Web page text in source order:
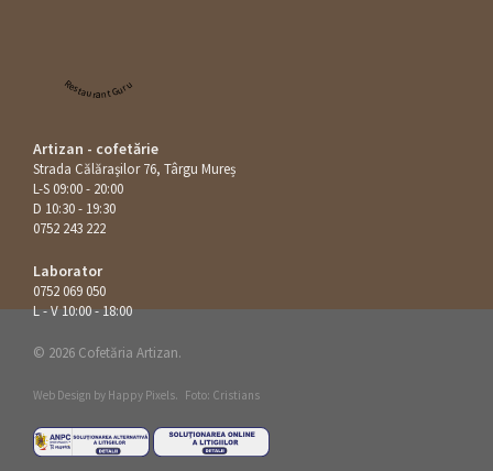
Restaurant Guru
Artizan - cofetărie
Strada Călăraşilor 76, Târgu Mureș
L-S 09:00 - 20:00
D 10:30 - 19:30
0752 243 222
Laborator
0752 069 050
L - V 10:00 - 18:00
© 2026 Cofetăria Artizan.
Web Design by Happy Pixels. Foto: Cristians